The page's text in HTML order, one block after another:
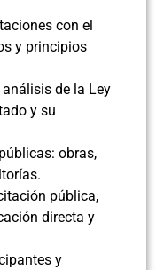
con el
y principios
de la Ley
y su
obras,
pública,
directa y
y